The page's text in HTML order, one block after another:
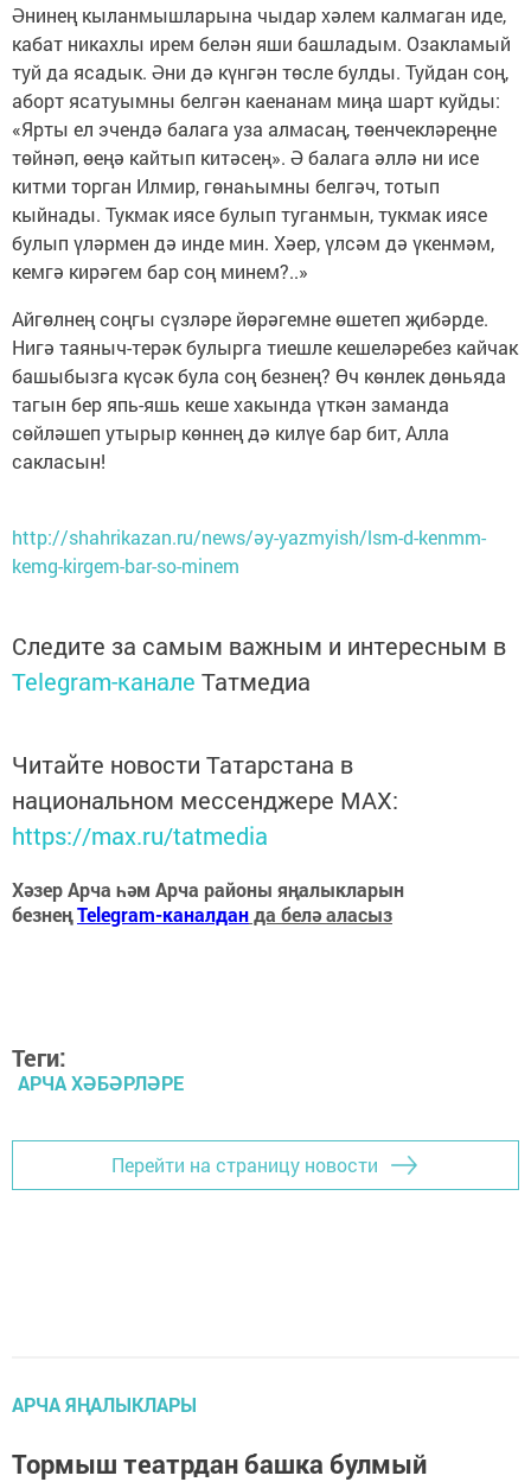
Әнинең кыланмышларына чыдар хәлем калмаган иде,
кабат никахлы ирем белән яши башладым. Озакламый
туй да ясадык. Әни дә күнгән төсле булды. Туйдан соң,
аборт ясатуымны белгән каенанам миңа шарт куйды:
«Ярты ел эчендә балага уза алмасаң, төенчекләреңне
төйнәп, өеңә кайтып китәсең». Ә балага әллә ни исе
китми торган Илмир, гөнаһымны белгәч, тотып
кыйнады. Тукмак иясе булып туганмын, тукмак иясе
булып үләрмен дә инде мин. Хәер, үлсәм дә үкенмәм,
кемгә кирәгем бар соң минем?..»
Айгөлнең соңгы сүзләре йөрәгемне өшетеп җибәрде.
Нигә таяныч-терәк булырга тиешле кешеләребез кайчак
башыбызга күсәк була соң безнең? Өч көнлек дөньяда
тагын бер япь-яшь кеше хакында үткән заманда
сөйләшеп утырыр көннең дә килүе бар бит, Алла
сакласын!
http://shahrikazan.ru/news/әy-yazmyish/lsm-d-kenmm-
kemg-kirgem-bar-so-minem
Следите за самым важным и интересным в
Telegram-канале Татмедиа
Читайте новости Татарстана в
национальном мессенджере MАХ:
https://max.ru/tatmedia
Хәзер Арча һәм Арча районы яңалыкларын
безнеңTelegram-каналданда белә аласыз
Теги:
АРЧА ХӘБӘРЛӘРЕ
Перейти на страницу новости
АРЧА ЯҢАЛЫКЛАРЫ
Тормыш театрдан башка булмый